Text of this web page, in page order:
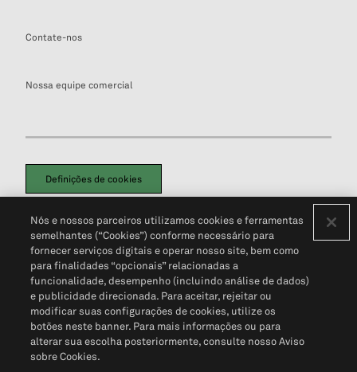
Contate-nos
Nossa equipe comercial
Definições de cookies
Política de PrivacidadePortal de privacidade do cliente (em inglês)
Não Venda Minhas Informações Pessoais© 2026 S&P Global
Nós e nossos parceiros utilizamos cookies e ferramentas
semelhantes (“Cookies”) conforme necessário para
fornecer serviços digitais e operar nosso site, bem como
para finalidades “opcionais” relacionadas a
funcionalidade, desempenho (incluindo análise de dados)
e publicidade direcionada. Para aceitar, rejeitar ou
modificar suas configurações de cookies, utilize os
botões neste banner. Para mais informações ou para
alterar sua escolha posteriormente, consulte nosso Aviso
sobre Cookies.